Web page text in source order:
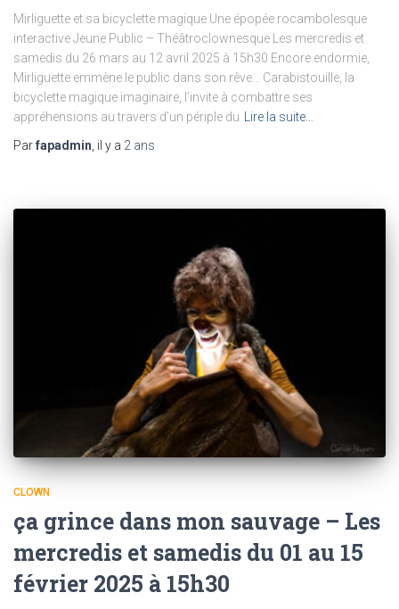
Mirliguette et sa bicyclette magique Une épopée rocambolesque
interactive Jeune Public – Théâtroclownesque Les mercredis et
samedis du 26 mars au 12 avril 2025 à 15h30 Encore endormie,
Mirliguette emmène le public dans son rêve… Carabistouille, la
bicyclette magique imaginaire, l’invite à combattre ses
appréhensions au travers d’un périple du
Lire la suite…
Parfapadmin , il y a 2 ans
CLOWN
ça grince dans mon sauvage – Les
mercredis et samedis du 01 au 15
février 2025 à 15h30